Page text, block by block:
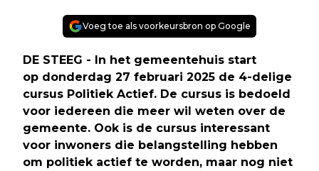
Voeg toe als voorkeursbron op Google
DE STEEG - In het gemeentehuis start
op donderdag 27 februari 2025 de 4-delige
cursus Politiek Actief. De cursus is bedoeld
voor iedereen die meer wil weten over de
gemeente. Ook is de cursus interessant
voor inwoners die belangstelling hebben
om politiek actief te worden, maar nog niet